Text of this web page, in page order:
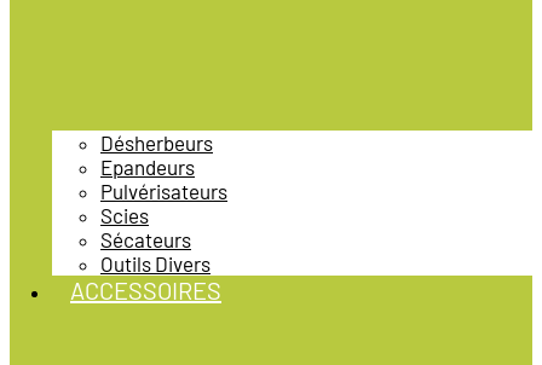
Désherbeurs
Epandeurs
Pulvérisateurs
Scies
Sécateurs
Outils Divers
ACCESSOIRES